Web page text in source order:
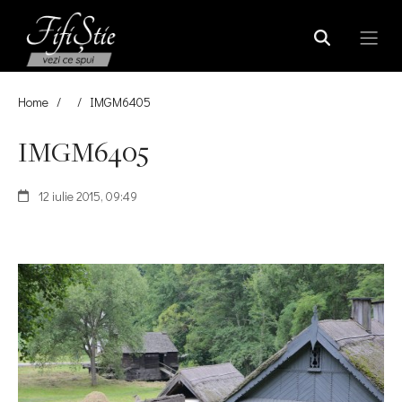
Home / / IMGM6405
IMGM6405
12 iulie 2015, 09:49